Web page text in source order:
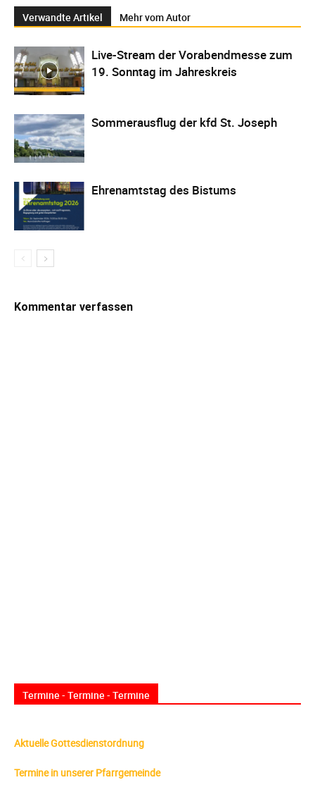
Verwandte Artikel Mehr vom Autor
Live-Stream der Vorabendmesse zum
19. Sonntag im Jahreskreis
Sommerausflug der kfd St. Joseph
Ehrenamtstag des Bistums
Kommentar verfassen
Termine - Termine - Termine
Aktuelle Gottesdienstordnung
Termine in unserer Pfarrgemeinde